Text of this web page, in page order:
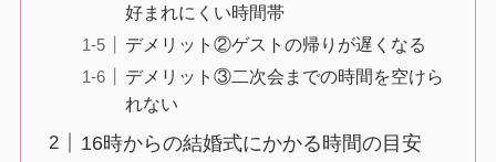
好まれにくい時間帯
デメリット②ゲストの帰りが遅くなる
デメリット③二次会までの時間を空けら
れない
16時からの結婚式にかかる時間の目安